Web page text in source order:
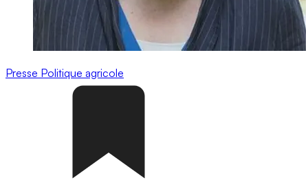
Presse Politique agricole